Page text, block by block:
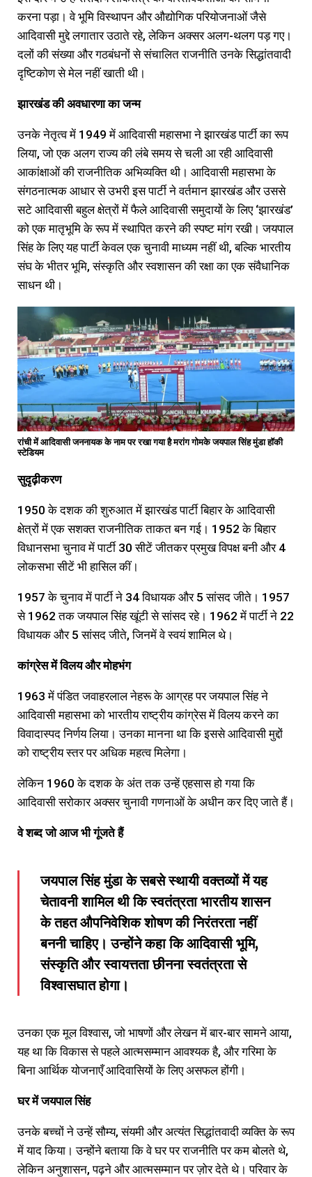
करना पड़ा। वे भूमि विस्थापन और औद्योगिक परियोजनाओं जैसे
आदिवासी मुद्दे लगातार उठाते रहे, लेकिन अक्सर अलग-थलग पड़ गए।
दलों की संख्या और गठबंधनों से संचालित राजनीति उनके सिद्धांतवादी
दृष्टिकोण से मेल नहीं खाती थी।
झारखंडकीअवधारणाकाजन्म
उनके नेतृत्व में 1949 में आदिवासी महासभा ने झारखंड पार्टी का रूप
लिया, जो एक अलग राज्य की लंबे समय से चली आ रही आदिवासी
आकांक्षाओं की राजनीतिक अभिव्यक्ति थी। आदिवासी महासभा के
संगठनात्मक आधार से उभरी इस पार्टी ने वर्तमान झारखंड और उससे
सटे आदिवासी बहुल क्षेत्रों में फैले आदिवासी समुदायों के लिए ‘झारखंड’
को एक मातृभूमि के रूप में स्थापित करने की स्पष्ट मांग रखी। जयपाल
सिंह के लिए यह पार्टी केवल एक चुनावी माध्यम नहीं थी, बल्कि भारतीय
संघ के भीतर भूमि, संस्कृति और स्वशासन की रक्षा का एक संवैधानिक
साधन थी।
रांची में आदिवासी जननायक के नाम पर रखा गया है मरांग गोमके जयपाल सिंह मुंडा हॉकी
स्टेडियम
सुदृढ़ीकरण
1950 के दशक की शुरुआत में झारखंड पार्टी बिहार के आदिवासी
क्षेत्रों में एक सशक्त राजनीतिक ताकत बन गई। 1952 के बिहार
विधानसभा चुनाव में पार्टी 30 सीटें जीतकर प्रमुख विपक्ष बनी और 4
लोकसभा सीटें भी हासिल कीं।
1957 के चुनाव में पार्टी ने 34 विधायक और 5 सांसद जीते। 1957
से 1962 तक जयपाल सिंह खूंटी से सांसद रहे। 1962 में पार्टी ने 22
विधायक और 5 सांसद जीते, जिनमें वे स्वयं शामिल थे।
कांग्रेसमेंविलयऔरमोहभंग
1963 में पंडित जवाहरलाल नेहरू के आग्रह पर जयपाल सिंह ने
आदिवासी महासभा को भारतीय राष्ट्रीय कांग्रेस में विलय करने का
विवादास्पद निर्णय लिया। उनका मानना था कि इससे आदिवासी मुद्दों
को राष्ट्रीय स्तर पर अधिक महत्व मिलेगा।
लेकिन 1960 के दशक के अंत तक उन्हें एहसास हो गया कि
आदिवासी सरोकार अक्सर चुनावी गणनाओं के अधीन कर दिए जाते हैं।
वेशब्दजोआजभीगूंजतेहैं
जयपाल सिंह मुंडा के सबसे स्थायी वक्तव्यों में यह
चेतावनी शामिल थी कि स्वतंत्रता भारतीय शासन
के तहत औपनिवेशिक शोषण की निरंतरता नहीं
बननी चाहिए। उन्होंने कहा कि आदिवासी भूमि,
संस्कृति और स्वायत्तता छीनना स्वतंत्रता से
विश्वासघात होगा।
उनका एक मूल विश्वास, जो भाषणों और लेखन में बार-बार सामने आया,
यह था कि विकास से पहले आत्मसम्मान आवश्यक है, और गरिमा के
बिना आर्थिक योजनाएँ आदिवासियों के लिए असफल होंगी।
घरमेंजयपालसिंह
उनके बच्चों ने उन्हें सौम्य, संयमी और अत्यंत सिद्धांतवादी व्यक्ति के रूप
में याद किया। उन्होंने बताया कि वे घर पर राजनीति पर कम बोलते थे,
लेकिन अनुशासन, पढ़ने और आत्मसम्मान पर ज़ोर देते थे। परिवार के